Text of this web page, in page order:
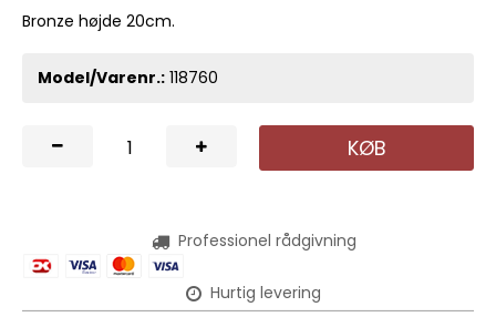
Bronze højde 20cm.
Model/Varenr.: 118760
KØB
Professionel rådgivning
Hurtig levering